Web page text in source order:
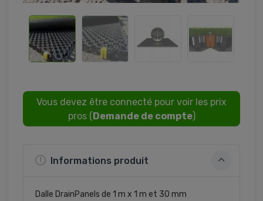
Vous devez être connecté pour voir les prix
pros (Demande de compte)
Informations produit
Dalle DrainPanels de 1 m x 1 m et 30 mm